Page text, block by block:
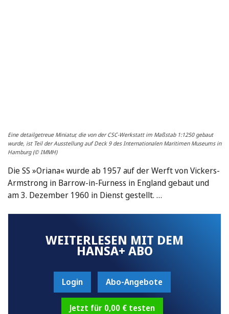
Eine detailgetreue Miniatur, die von der CSC-Werkstatt im Maßstab 1:1250 gebaut
wurde, ist Teil der Ausstellung auf Deck 9 des Internationalen Maritimen Museums in
Hamburg (© IMMH)
Die SS »Oriana« wurde ab 1957 auf der Werft von Vickers-
Armstrong in Barrow-in-Furness in England gebaut und
am 3. Dezember 1960 in Dienst gestellt. …
WEITERLESEN MIT DEM
HANSA+ ABO
Login Abo-Angebote
Jetzt für 0,00 € testen